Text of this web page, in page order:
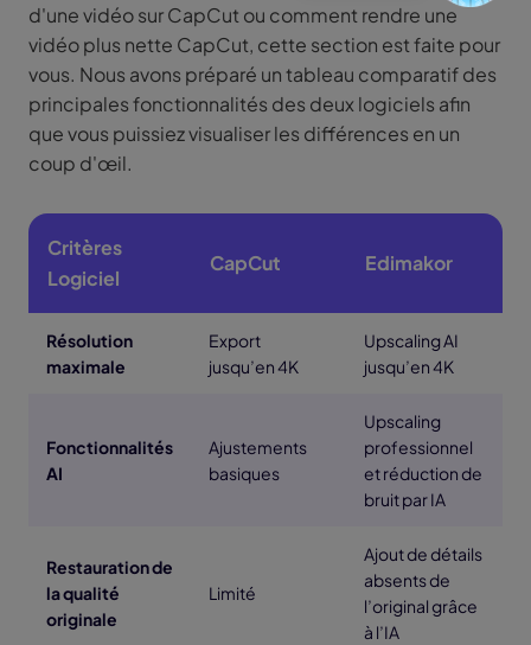
d'une vidéo sur CapCut ou comment rendre une
vidéo plus nette CapCut, cette section est faite pour
vous. Nous avons préparé un tableau comparatif des
principales fonctionnalités des deux logiciels afin
que vous puissiez visualiser les différences en un
coup d'œil.
Critères
Logiciel
CapCut Edimakor
Résolution
maximale
Export
jusqu’en 4K
Upscaling AI
jusqu’en 4K
Fonctionnalités
AI
Ajustements
basiques
Upscaling
professionnel
et réduction de
bruit par IA
Restauration de
la qualité
originale
Limité
Ajout de détails
absents de
l’original grâce
à l’IA